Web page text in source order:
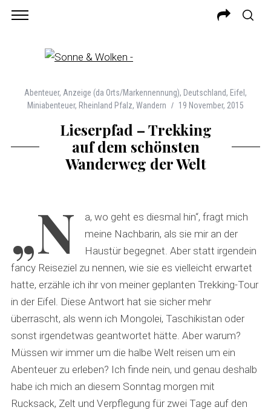
Abenteuer, Anzeige (da Orts/Markennennung), Deutschland, Eifel ,
Miniabenteuer, Rheinland Pfalz, Wandern 19 November, 2015
Lieserpfad – Trekking
auf dem schönsten
Wanderweg der Welt
„N
a, wo geht es diesmal hin“, fragt mich
meine Nachbarin, als sie mir an der
Haustür begegnet. Aber statt irgendein
fancy Reiseziel zu nennen, wie sie es vielleicht erwartet
hatte, erzähle ich ihr von meiner geplanten Trekking-Tour
in der Eifel. Diese Antwort hat sie sicher mehr
überrascht, als wenn ich Mongolei, Taschikistan oder
sonst irgendetwas geantwortet hätte. Aber warum?
Müssen wir immer um die halbe Welt reisen um ein
Abenteuer zu erleben? Ich finde nein, und genau deshalb
habe ich mich an diesem Sonntag morgen mit
Rucksack, Zelt und Verpflegung für zwei Tage auf den